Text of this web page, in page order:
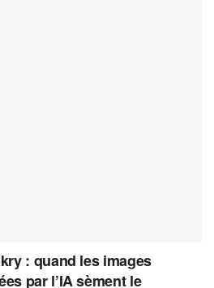
: quand les images
par l’IA sèment le